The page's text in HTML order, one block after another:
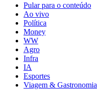
Pular para o conteúdo
Ao vivo
Política
Money
WW
Agro
Infra
IA
Esportes
Viagem & Gastronomia